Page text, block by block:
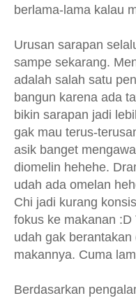
berlama-lama kalau
Urusan sarapan
sampe sekarang.
adalah salah satu
bangun karena ada
bikin sarapan jadi
gak mau terus-
asik banget
diomelin hehehe.
udah ada omelan
Chi jadi kurang
fokus ke makanan :D
udah gak
makannya. Cuma
Berdasarkan